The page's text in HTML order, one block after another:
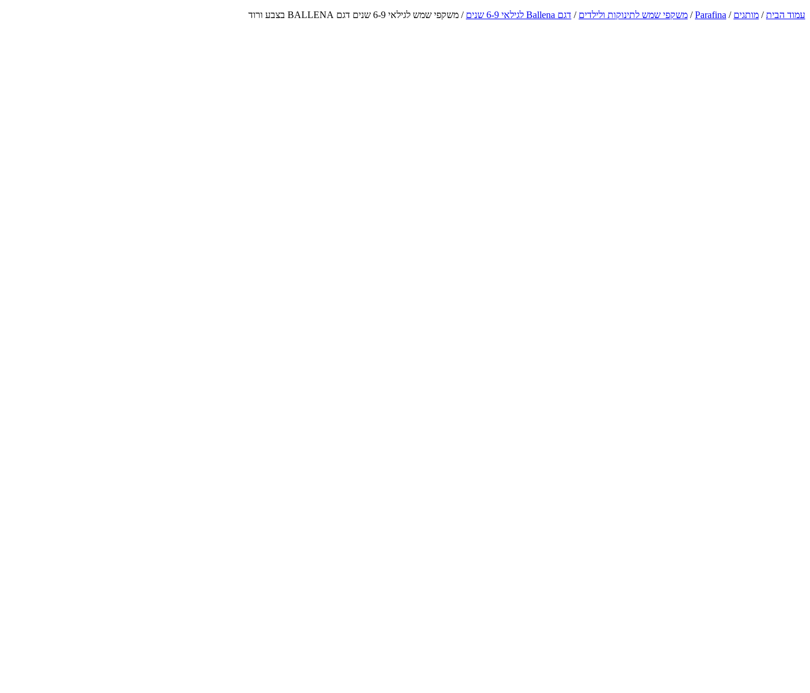
עמוד הבית/ מותגים /
Parafina
/ משקפי שמש לתינוקות ולילדים / דגם Ballena לגילאי 6-9 שנים / משקפי שמש לגילאי 6-9 שנים דגם BALLENA בצבע ורוד